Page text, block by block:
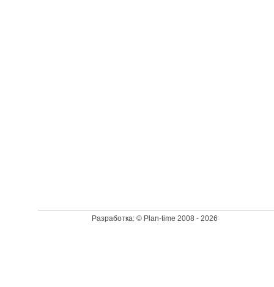
Разработка: © Plan-time 2008 - 2026